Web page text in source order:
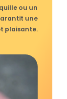
ou un
une
plaisante.